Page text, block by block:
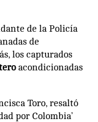
de la Policía
de
los capturados
acondicionadas
Toro, resaltó
por Colombia’